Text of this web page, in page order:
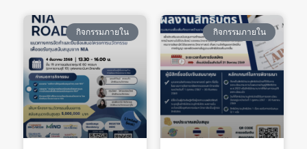
กิจกรรมภายใน กิจกรรมภายใน